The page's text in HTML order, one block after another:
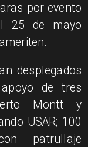
por evento
25 de mayo
desplegados
de tres
Montt y
USAR; 100
patrullaje